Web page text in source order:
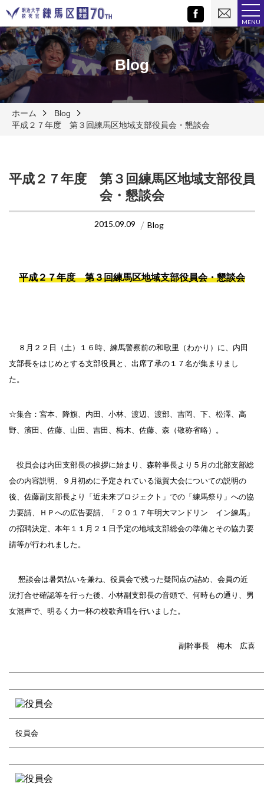
MENU
Facebook
い
合
わ
せ
Blog
ホーム
Blog
平成２７年度 第３回練馬区地域支部役員会・懇談会
平成２７年度 第３回練馬区地域支部役員
会・懇談会
2015.09.09 Blog
平成２７年度 第３回練馬区地域支部役員会・懇談会
８月２２日（土）１６時、練馬警察前の和歌里（わかり）に、内田
支部長をはじめとする支部役員と、出席了承の１７名が集まりまし
た。
☆集合：宮本、降旗、内田、小林、渡辺、渡部、吉岡、下、松澤、高
野、濱田、佐藤、山田、吉田、梅木、佐藤、森（敬称省略）。
役員会は内田支部長の挨拶に始まり、森幹事長より５月の北部支部総
会の内容説明、９月初めに予定されている滋賀大会についての説明の
後、佐藤副支部長より「近未来プロジェクト」での「練馬祭り」への協
力要請、ＨＰへの広告要請、「２０１７年明大マンドリン イン練馬」
の招聘決定、本年１１月２１日予定の地域支部総会の準備とその協力要
請等が行われました。
懇談会は暑気払いを兼ね、役員会で残った疑問点の詰め、会員の近
況打合せ確認等を行った後、小林副支部長の音頭で、何時もの通り、男
女混声で、明るく力一杯の校歌斉唱を行いました。
副幹事長 梅木 広喜
役員会